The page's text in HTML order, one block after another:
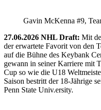
Gavin McKenna #9,
27.06.2026 NHL Draft: Mit
der erwartete Favorit von den
auf die Bühne des Keybank
gewann in seiner Karriere mit
Cup so wie die U18
Saison bestritt der 18-Jährige
Penn State Univ.ersity.